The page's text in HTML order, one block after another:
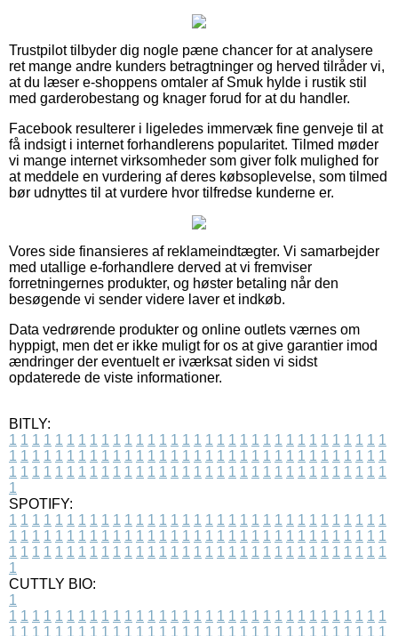
Trustpilot tilbyder dig nogle pæne chancer for at analysere
ret mange andre kunders betragtninger og herved tilråder vi,
at du læser e-shoppens omtaler af Smuk hylde i rustik stil
med garderobestang og knager forud for at du handler.
Facebook resulterer i ligeledes immervæk fine genveje til at
få indsigt i internet forhandlerens popularitet. Tilmed møder
vi mange internet virksomheder som giver folk mulighed for
at meddele en vurdering af deres købsoplevelse, som tilmed
bør udnyttes til at vurdere hvor tilfredse kunderne er.
Vores side finansieres af reklameindtægter. Vi samarbejder
med utallige e-forhandlere derved at vi fremviser
forretningernes produkter, og høster betaling når den
besøgende vi sender videre laver et indkøb.
Data vedrørende produkter og online outlets værnes om
hyppigt, men det er ikke muligt for os at give garantier imod
ændringer der eventuelt er iværksat siden vi sidst
opdaterede de viste informationer.
BITLY:
1 1 1 1 1 1 1 1 1 1 1 1 1 1 1 1 1 1 1 1 1 1 1 1 1 1 1 1 1 1 1 1 1
1 1 1 1 1 1 1 1 1 1 1 1 1 1 1 1 1 1 1 1 1 1 1 1 1 1 1 1 1 1 1 1 1
1 1 1 1 1 1 1 1 1 1 1 1 1 1 1 1 1 1 1 1 1 1 1 1 1 1 1 1 1 1 1 1 1
1
SPOTIFY:
1 1 1 1 1 1 1 1 1 1 1 1 1 1 1 1 1 1 1 1 1 1 1 1 1 1 1 1 1 1 1 1 1
1 1 1 1 1 1 1 1 1 1 1 1 1 1 1 1 1 1 1 1 1 1 1 1 1 1 1 1 1 1 1 1 1
1 1 1 1 1 1 1 1 1 1 1 1 1 1 1 1 1 1 1 1 1 1 1 1 1 1 1 1 1 1 1 1 1
1
CUTTLY BIO:
1
1 1 1 1 1 1 1 1 1 1 1 1 1 1 1 1 1 1 1 1 1 1 1 1 1 1 1 1 1 1 1 1 1
1 1 1 1 1 1 1 1 1 1 1 1 1 1 1 1 1 1 1 1 1 1 1 1 1 1 1 1 1 1 1 1 1